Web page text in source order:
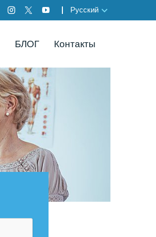
Русский
БЛОГ Контакты